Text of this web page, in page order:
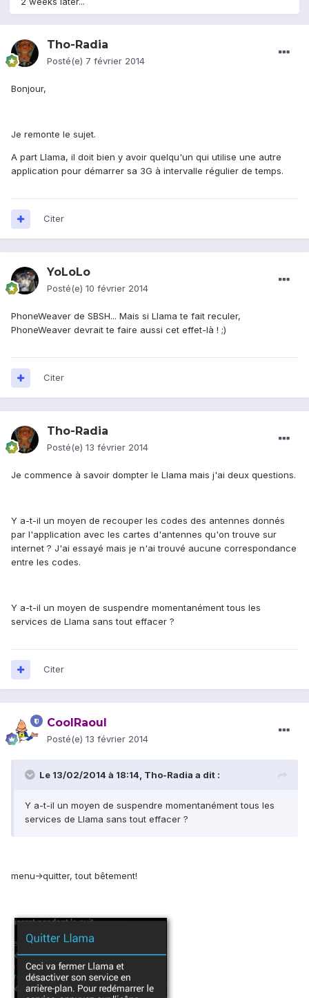
Tho-Radia
Posté(e) 7 février 2014
Bonjour,
Je remonte le sujet.
A part Llama, il doit bien y avoir quelqu'un qui utilise une autre
application pour démarrer sa 3G à intervalle régulier de temps.
Citer
YoLoLo
Posté(e) 10 février 2014
PhoneWeaver de SBSH... Mais si Llama te fait reculer,
PhoneWeaver devrait te faire aussi cet effet-là ! ;)
Citer
Tho-Radia
Posté(e) 13 février 2014
Je commence à savoir dompter le Llama mais j'ai deux questions.
Y a-t-il un moyen de recouper les codes des antennes donnés
par l'application avec les cartes d'antennes qu'on trouve sur
internet ? J'ai essayé mais je n'ai trouvé aucune correspondance
entre les codes.
Y a-t-il un moyen de suspendre momentanément tous les
services de Llama sans tout effacer ?
Citer
CoolRaoul
Posté(e) 13 février 2014
Le 13/02/2014 à 18:14, Tho-Radia a dit :
Y a-t-il un moyen de suspendre momentanément tous les
services de Llama sans tout effacer ?
menu->quitter, tout bêtement!